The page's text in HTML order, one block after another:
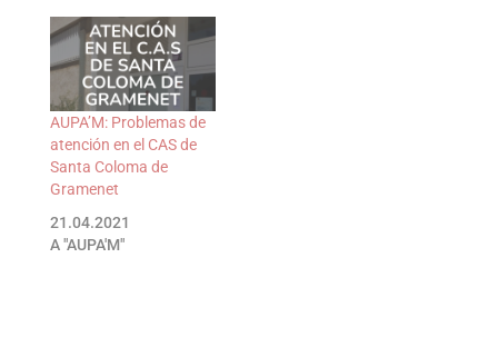
AUPA’M: Problemas de
atención en el CAS de
Santa Coloma de
Gramenet
21.04.2021
A "AUPA'M"